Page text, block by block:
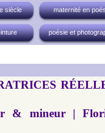
siècle maternité en
poésie et
& mineur |